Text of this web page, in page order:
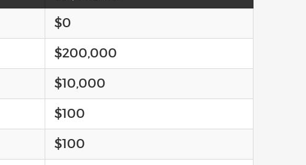
$0
$200,000
$10,000
$100
$100